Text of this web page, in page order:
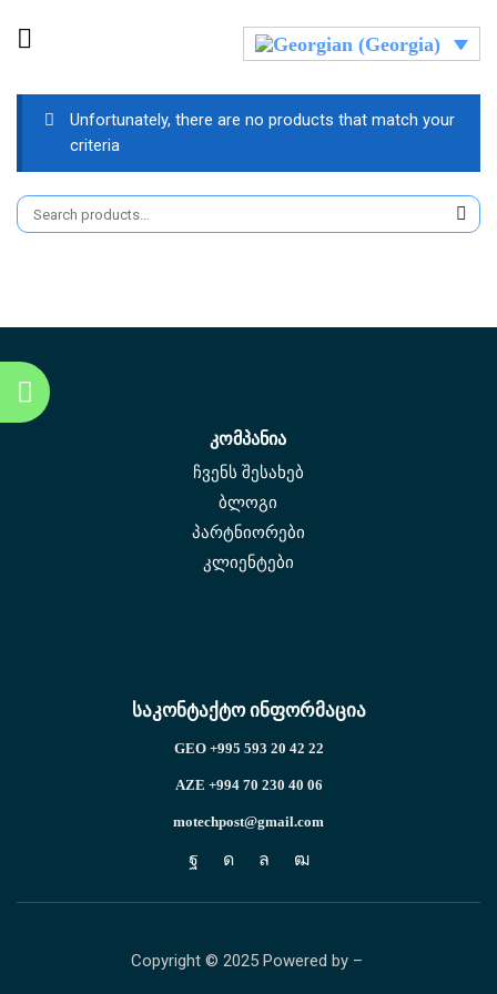
Unfortunately, there are no products that match your
criteria
კომპანია
ჩვენს შესახებ
ბლოგი
პარტნიორები
კლიენტები
საკონტაქტო ინფორმაცია
GEO +995 593 20 42 22
AZE +994 70 230 40 06
motechpost@gmail.com
Copyright © 2025 Powered by –